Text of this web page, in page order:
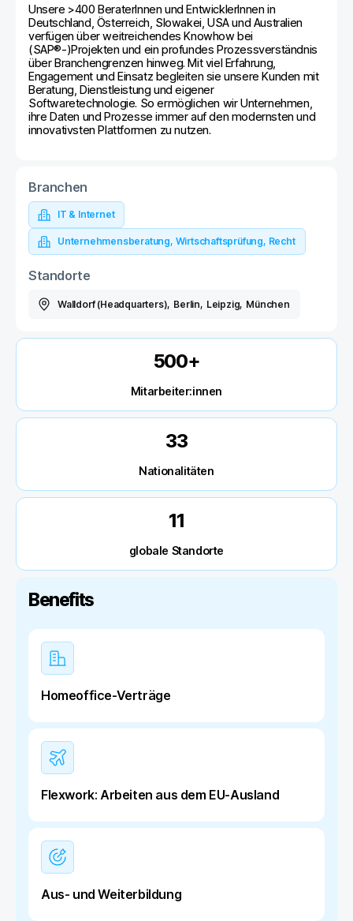
Unsere >400 BeraterInnen und EntwicklerInnen in
Deutschland, Österreich, Slowakei, USA und Australien
verfügen über weitreichendes Knowhow bei
(SAP®-)Projekten und ein profundes Prozessverständnis
über Branchengrenzen hinweg. Mit viel Erfahrung,
Engagement und Einsatz begleiten sie unsere Kunden mit
Beratung, Dienstleistung und eigener
Softwaretechnologie. So ermöglichen wir Unternehmen,
ihre Daten und Prozesse immer auf den modernsten und
innovativsten Plattformen zu nutzen.
Branchen
IT & Internet
Unternehmensberatung, Wirtschaftsprüfung, Recht
Standorte
Walldorf (Headquarters), Berlin, Leipzig, München
500+
Mitarbeiter:innen
33
Nationalitäten
11
globale Standorte
Benefits
Homeoffice-Verträge
Flexwork: Arbeiten aus dem EU-Ausland
Aus- und Weiterbildung